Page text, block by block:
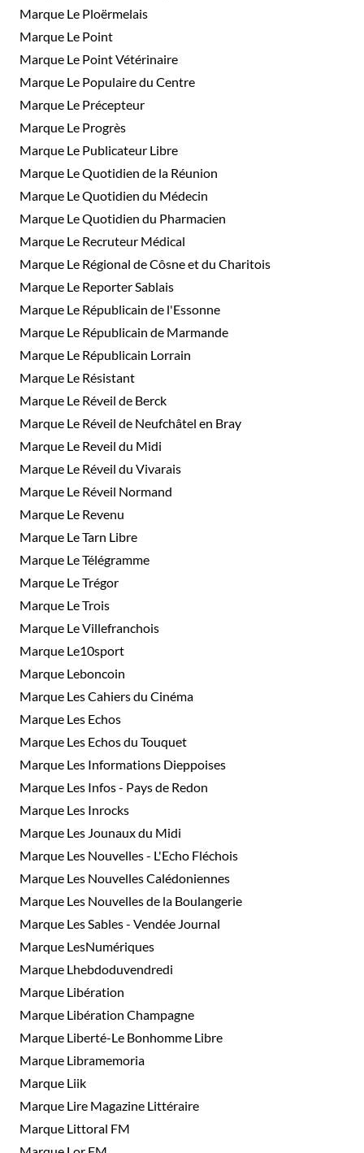
Marque Le Ploërmelais
Marque Le Point
Marque Le Point Vétérinaire
Marque Le Populaire du Centre
Marque Le Précepteur
Marque Le Progrès
Marque Le Publicateur Libre
Marque Le Quotidien de la Réunion
Marque Le Quotidien du Médecin
Marque Le Quotidien du Pharmacien
Marque Le Recruteur Médical
Marque Le Régional de Côsne et du Charitois
Marque Le Reporter Sablais
Marque Le Républicain de l'Essonne
Marque Le Républicain de Marmande
Marque Le Républicain Lorrain
Marque Le Résistant
Marque Le Réveil de Berck
Marque Le Réveil de Neufchâtel en Bray
Marque Le Reveil du Midi
Marque Le Réveil du Vivarais
Marque Le Réveil Normand
Marque Le Revenu
Marque Le Tarn Libre
Marque Le Télégramme
Marque Le Trégor
Marque Le Trois
Marque Le Villefranchois
Marque Le10sport
Marque Leboncoin
Marque Les Cahiers du Cinéma
Marque Les Echos
Marque Les Echos du Touquet
Marque Les Informations Dieppoises
Marque Les Infos - Pays de Redon
Marque Les Inrocks
Marque Les Jounaux du Midi
Marque Les Nouvelles - L'Echo Fléchois
Marque Les Nouvelles Calédoniennes
Marque Les Nouvelles de la Boulangerie
Marque Les Sables - Vendée Journal
Marque LesNumériques
Marque Lhebdoduvendredi
Marque Libération
Marque Libération Champagne
Marque Liberté-Le Bonhomme Libre
Marque Libramemoria
Marque Liik
Marque Lire Magazine Littéraire
Marque Littoral FM